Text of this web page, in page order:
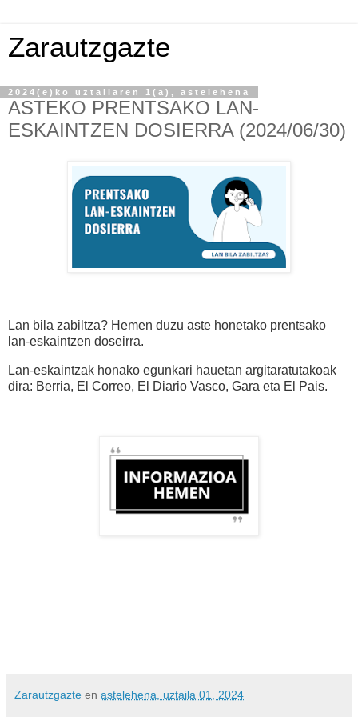
Zarautzgazte
2024(e)ko uztailaren 1(a), astelehena
ASTEKO PRENTSAKO LAN-
ESKAINTZEN DOSIERRA (2024/06/30)
Lan bila zabiltza? Hemen duzu aste honetako prentsako
lan-eskaintzen doseirra.
Lan-eskaintzak honako egunkari hauetan argitaratutakoak
dira: Berria, El Correo, El Diario Vasco, Gara eta El Pais.⁣⁣
Zarautzgazte en astelehena, uztaila 01, 2024